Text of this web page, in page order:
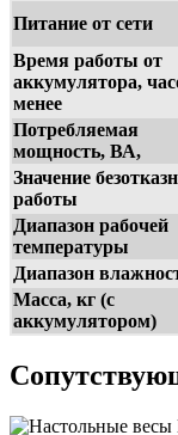
Питание от сети
Время работы от
аккумулятора,
менее
Потребляемая
мощность, ВА,
Значение
работы
Диапазон рабочей
температуры
Диапазон
Масса, кг (с
аккумулятором)